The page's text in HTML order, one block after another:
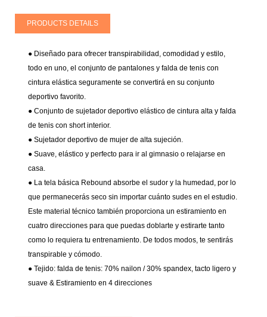
PRODUCTS DETAILS
● Diseñado para ofrecer transpirabilidad, comodidad y estilo,
todo en uno, el conjunto de pantalones y falda de tenis con
cintura elástica seguramente se convertirá en su conjunto
deportivo favorito.
● Conjunto de sujetador deportivo elástico de cintura alta y falda
de tenis con short interior.
● Sujetador deportivo de mujer de alta sujeción.
● Suave, elástico y perfecto para ir al gimnasio o relajarse en
casa.
● La tela básica Rebound absorbe el sudor y la humedad, por lo
que permanecerás seco sin importar cuánto sudes en el estudio.
Este material técnico también proporciona un estiramiento en
cuatro direcciones para que puedas doblarte y estirarte tanto
como lo requiera tu entrenamiento. De todos modos, te sentirás
transpirable y cómodo.
● Tejido: falda de tenis: 70% nailon / 30% spandex, tacto ligero y
suave & Estiramiento en 4 direcciones